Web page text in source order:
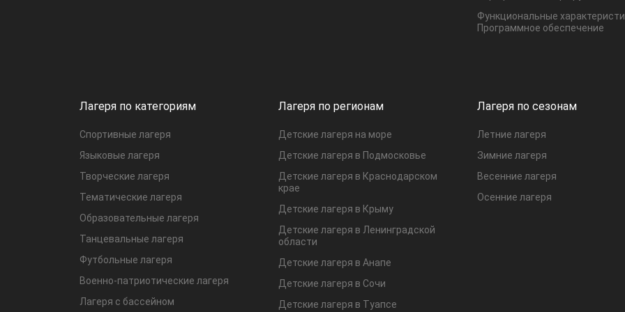
Функциональные
Программное обеспечение
Лагеря по категориям
Спортивные лагеря
Языковые лагеря
Творческие лагеря
Тематические лагеря
Образовательные лагеря
Танцевальные лагеря
Футбольные лагеря
Военно-патриотические лагеря
Лагеря с бассейном
Лагеря по регионам
Детские лагеря на море
Детские лагеря в Подмосковье
Детские лагеря в Краснодарском
крае
Детские лагеря в Крыму
Детские лагеря в Ленинградской
области
Детские лагеря в Анапе
Детские лагеря в Сочи
Детские лагеря в Туапсе
Лагеря по сезонам
Летние лагеря
Зимние лагеря
Весенние лагеря
Осенние лагеря